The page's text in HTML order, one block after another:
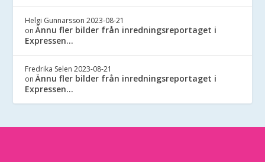
Helgi Gunnarsson 2023-08-21
onÄnnu fler bilder från inredningsreportaget i
Expressen…
Fredrika Selen 2023-08-21
onÄnnu fler bilder från inredningsreportaget i
Expressen…